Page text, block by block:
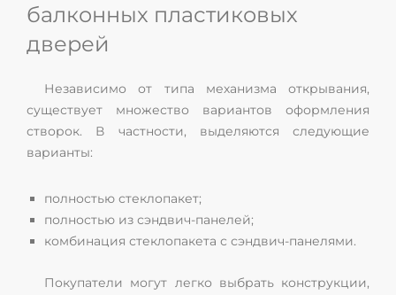
балконных пластиковых
дверей
Независимо от типа механизма открывания,
существует множество вариантов оформления
створок. В частности, выделяются следующие
варианты:
полностью стеклопакет;
полностью из сэндвич-панелей;
комбинация стеклопакета с сэндвич-панелями.
Покупатели могут легко выбрать конструкции,